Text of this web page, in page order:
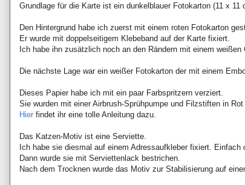
Grundlage für die Karte ist ein dunkelblauer Fotokarton (11 x 11
Den Hintergrund habe ich zuerst mit einem roten Fotokarton
Er wurde mit doppelseitigem Klebeband auf der Karte fixiert.
Ich habe ihn zusätzlich noch an den Rändern mit einem weißen
Die nächste Lage war ein weißer Fotokarton der mit einem
Dieses Papier habe ich mit ein paar Farbspritzern verziert.
Sie wurden mit einer Airbrush-Sprühpumpe und Filzstiften in
Hier findet ihr eine tolle Anleitung dazu.
Das Katzen-Motiv ist eine Serviette.
Ich habe sie diesmal auf einem Adressaufkleber fixiert.
Dann wurde sie mit Serviettenlack bestrichen.
Nach dem Trocknen wurde das Motiv zur Stabilisierung auf